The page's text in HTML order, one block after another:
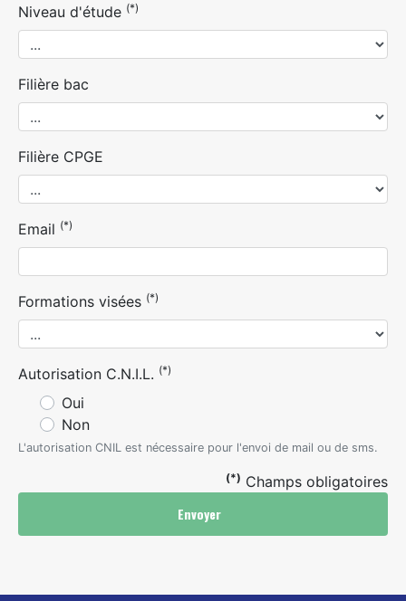
Niveau d'étude (*)
Filière bac
Filière CPGE
Email (*)
Formations visées (*)
Autorisation C.N.I.L. (*)
Oui
Non
L'autorisation CNIL est nécessaire pour l'envoi de mail ou de sms.
(*) Champs obligatoires
Envoyer